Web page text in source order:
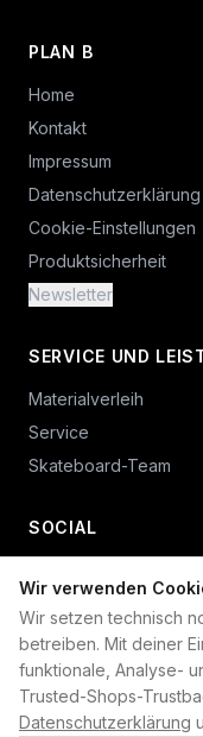
Wir verwenden
Wir setzen technisch
betreiben. Mit deiner
funktionale, Analyse-
Trusted-Shops-
Datenschutzerklärung
PLAN B
Home
Kontakt
Impressum
Datenschutzerklärung
Cookie-Einstellungen
Produktsicherheit
Newsletter
SERVICE UND
Materialverleih
Service
Skateboard-Team
SOCIAL
+49 234 687 00 38
shop@plan-b-
Sichere Zahlung mit: